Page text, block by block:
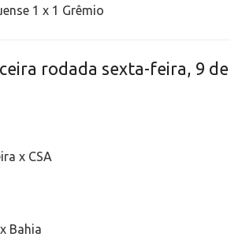
1 x 1 Grêmio
rodada sexta-feira, 9 de
x CSA
Bahia